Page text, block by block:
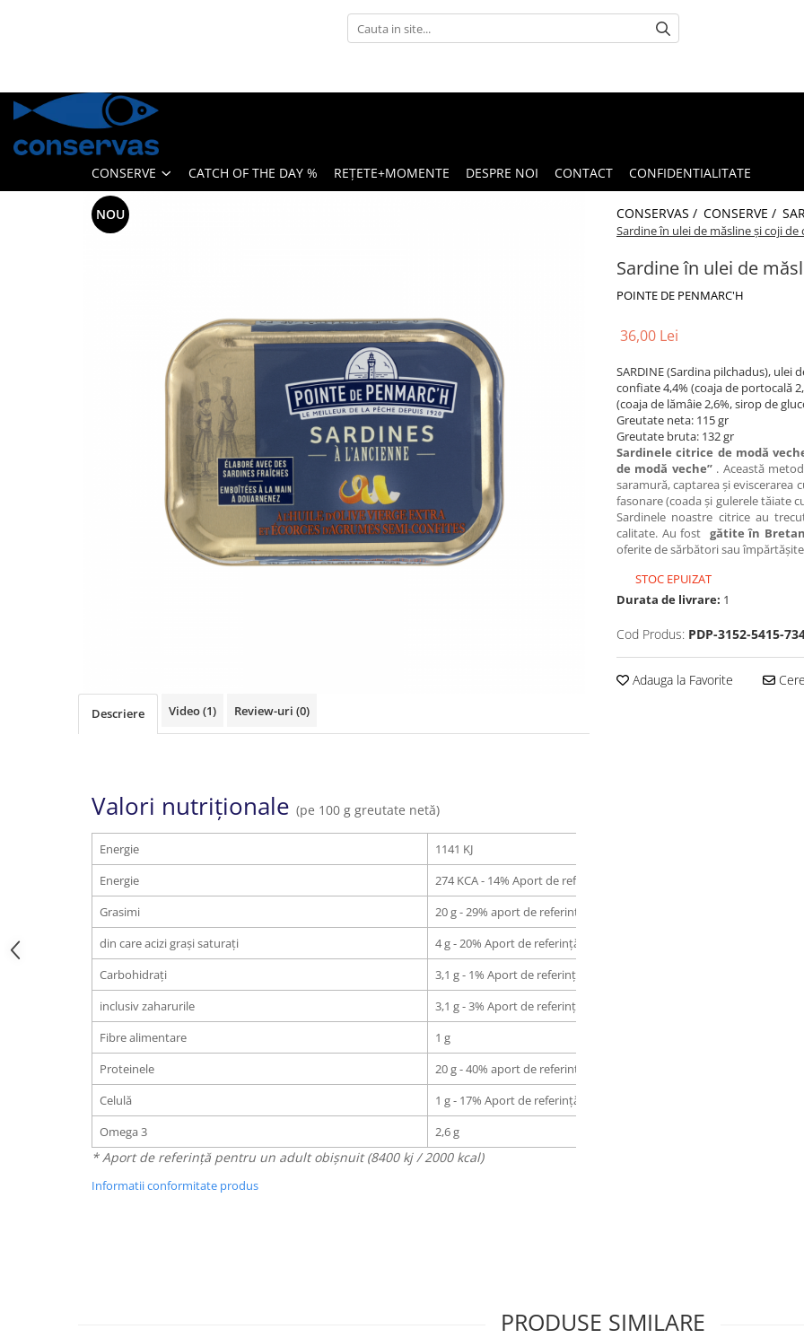
SUPE
ANȘOA - HAMSII
FRUCTE DE MARE + ALȚI PEȘTI
CONSERVE CATCH OF THE DAY % REȚETE+MOMENTE DESPRE NOI CONTACT CONFIDENTIALITATE
CONSERVAS / CONSERVE /
Sardine în ulei de măsline și coji
Sardine în ulei de
POINTE DE PENMARC'H
NOU
36,00 Lei
SARDINE (Sardina pilchadus),
confiate 4,4% (coaja de portocală
(coaja de lămâie 2,6%, sirop de
Greutate neta: 115 gr
Greutate bruta: 132 gr
Sardinele citrice de modă
de modă veche”. Această
saramură, captarea și eviscerarea
fasonare (coada și gulerele tăiate
Sardinele noastre citrice au
calitate. Au fost gătite în
oferite de sărbători sau
STOC EPUIZAT
Durata de livrare: 1
Cod Produs: PDP-3152-5415-
Adauga la Favorite
Descriere Video(1) Review-uri (0)
Valori nutriționale (pe 100 g greutate netă)
Energie
1141 KJ
Energie
274 KCA - 14% Aport de referință
Grasimi
20 g - 29% aport de referință
din care acizi grași saturați
4 g - 20% Aport de referință
Carbohidrați
3,1 g - 1% Aport de referință
inclusiv zaharurile
3,1 g - 3% Aport de referință
Fibre alimentare
1 g
Proteinele
20 g - 40% aport de referință
Celulă
1 g - 17% Aport de referință
Omega 3
2,6 g
* Aport de referință pentru un adult obișnuit (8400 kj / 2000 kcal)
Informatii conformitate produs
PRODUSE SIMILARE